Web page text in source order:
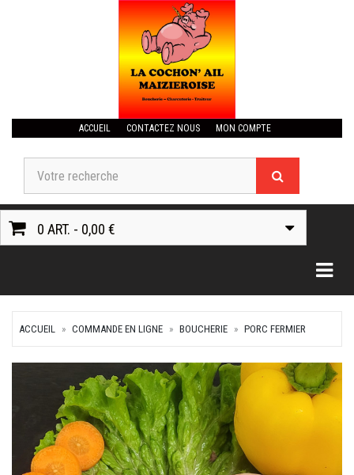
ACCUEIL CONTACTEZ NOUS MON COMPTE
0 ART. - 0,00 €
ACCUEIL COMMANDE EN LIGNE BOUCHERIE PORC FERMIER